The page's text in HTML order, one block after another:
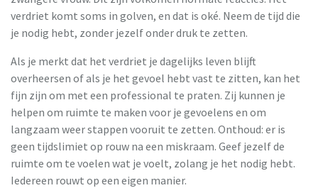
verdriet komt soms in golven, en dat is oké. Neem de tijd die
je nodig hebt, zonder jezelf onder druk te zetten.
Als je merkt dat het verdriet je dagelijks leven blijft
overheersen of als je het gevoel hebt vast te zitten, kan het
fijn zijn om met een professional te praten. Zij kunnen je
helpen om ruimte te maken voor je gevoelens en om
langzaam weer stappen vooruit te zetten. Onthoud: er is
geen tijdslimiet op rouw na een miskraam. Geef jezelf de
ruimte om te voelen wat je voelt, zolang je het nodig hebt.
Iedereen rouwt op een eigen manier.